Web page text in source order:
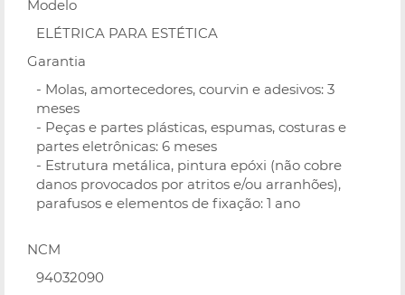
Modelo
ELÉTRICA PARA ESTÉTICA
Garantia
- Molas, amortecedores, courvin e adesivos: 3
meses
- Peças e partes plásticas, espumas, costuras e
partes eletrônicas: 6 meses
- Estrutura metálica, pintura epóxi (não cobre
danos provocados por atritos e/ou arranhões),
parafusos e elementos de fixação: 1 ano
NCM
94032090